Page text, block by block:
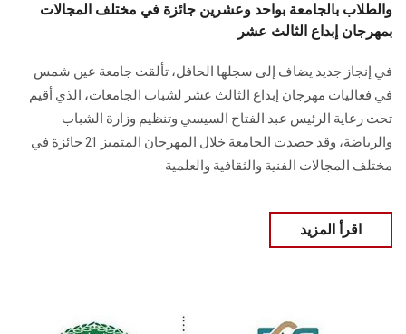
والطلاب بالجامعة بواحد وعشرين جائزة في مختلف المجالات
بمهرجان إبداع الثالث عشر
في إنجاز جديد يضاف إلى سجلها الحافل، تألقت جامعة عين شمس
في فعاليات مهرجان إبداع الثالث عشر لشباب الجامعات، الذي أقيم
تحت رعاية الرئيس عبد الفتاح السيسي وتنظيم وزارة الشباب
والرياضة، وقد حصدت الجامعة خلال المهرجان المتميز 21 جائزة في
مختلف المجالات الفنية والثقافية والعلمية
اقرأ المزيد